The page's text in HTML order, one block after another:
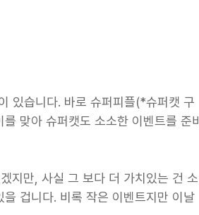
있습니다. 바로 슈퍼피플(*슈퍼캣 구
맞아 슈퍼캣도 소소한 이벤트를 준비
지만, 사실 그 보다 더 가치있는 건 소
겁니다. 비록 작은 이벤트지만 이날